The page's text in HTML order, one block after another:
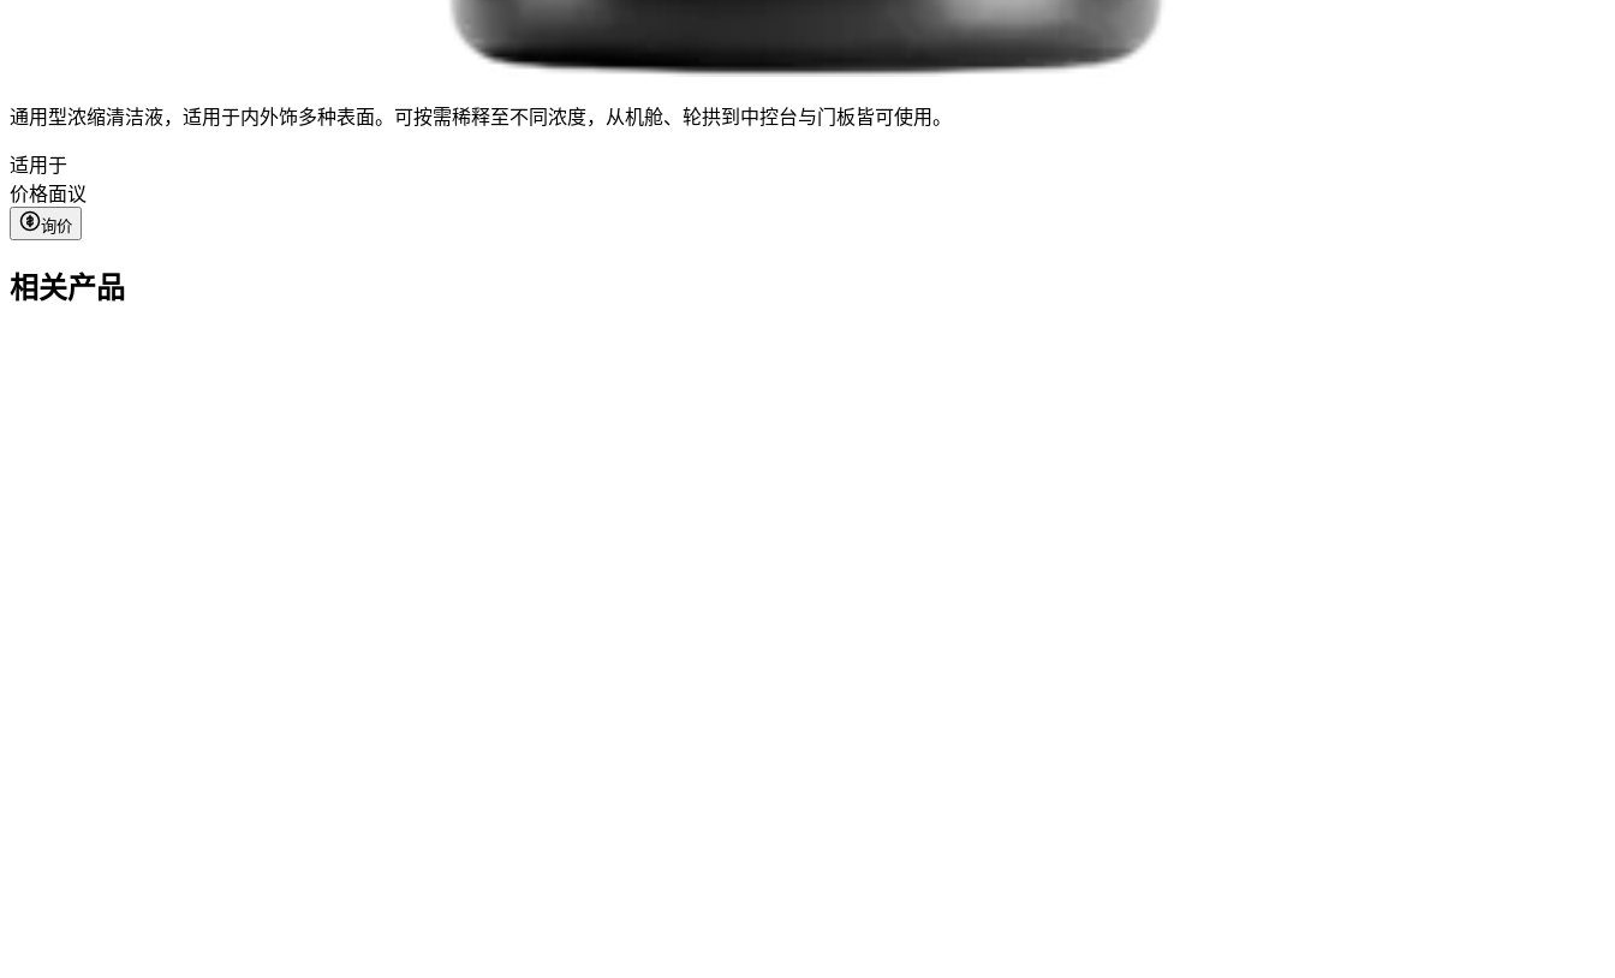
通用型浓缩清洁液，适用于内外饰多种表面。可按需稀释至不同浓度，从机舱、轮拱到中控台与门板皆可使用。
适用于
价格面议
询价
相关产品